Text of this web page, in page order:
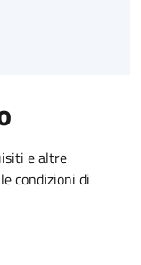
e altre
condizioni di